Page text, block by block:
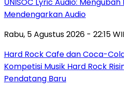
Mendengarkan Audio
Rabu, 5 Agustus 2026 - 22:15
Hard Rock Cafe dan Coca-
Kompetisi Musik Hard Rock
Pendatang Baru